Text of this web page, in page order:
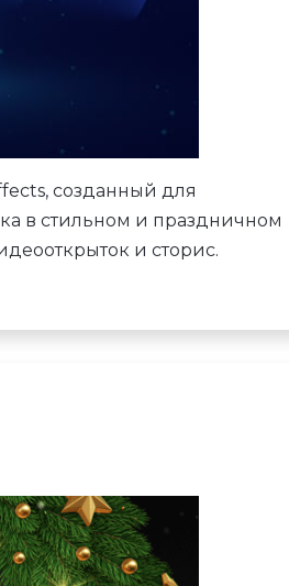
созданный для
в стильном и праздничном
и сторис.